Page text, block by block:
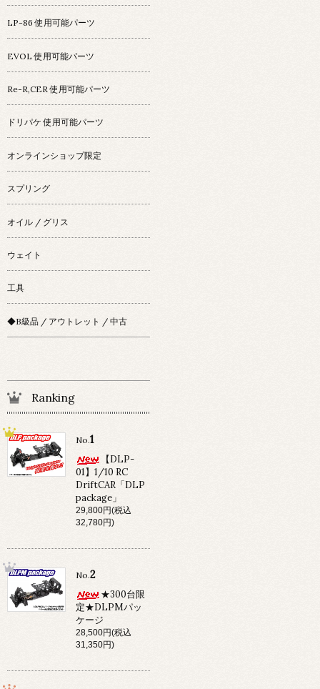
LP-86 使用可能パーツ
EVOL 使用可能パーツ
Re-R,CER 使用可能パーツ
ドリパケ 使用可能パーツ
オンラインショップ限定
スプリング
オイル / グリス
ウェイト
工具
◆B級品 / アウトレット / 中古
Ranking
No.1
【DLP-
01】1/10 RC
DriftCAR「DLP
package」
29,800円(税込
32,780円)
No.2
★300台限
定★DLPMパッ
ケージ
28,500円(税込
31,350円)